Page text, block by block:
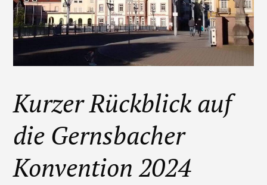
Kurzer Rückblick auf
die Gernsbacher
Konvention 2024